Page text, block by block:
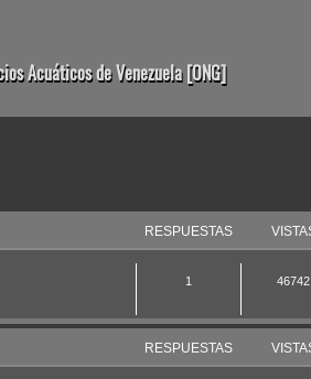
Acuáticos de Venezuela [ONG]
RESPUESTAS
1 46742
RESPUESTAS